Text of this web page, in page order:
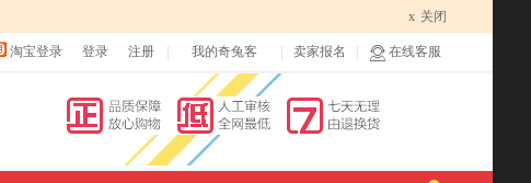
x 关闭
淘宝登录 登录 注册 我的奇兔客 卖家报名 在线客服